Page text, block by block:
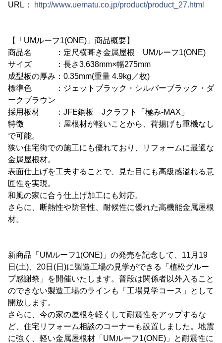
URL： http://www.uematu.co.jp/product/product_27.html
【「UMルーフ1(ONE)」商品概要】
商品名 ：定尺横葺き金属屋根 UMルーフ1(ONE)
サイズ ：長さ3,638mm×幅275mm
成型板の厚み：0.35mm(重量 4.9kg／枚)
標準色 ：ジェットブラック・シルバーブラック・ダ
ークブラウン
採用板材 ：JFE鋼板 Jクラフト「極み-MAX」
特徴 ：屋根材が軽いことから、荷揚げも重機なし
で可能。
狭い住宅街での施工にも優れており、リフォームに最適な
金属屋根材。
表面仕上げを工夫することで、見た目にも高級感溢れる意
匠性を実現。
和風の家に合う仕上げ加工にも対応。
さらに、断熱性や防音性、耐候性に優れた高機能金属屋根
材。
新商品「UMルーフ1(ONE)」の発売を記念して、11月19
日(土)、20日(日)に製造工場の見学ができる「植松グルー
プ感謝祭」を開催いたします。普段は関係者以外入ること
のできない製造工場のラインも「工場見学コース」として
開放します。
さらに、今の家の屋根を軽くして耐震性をアップするな
ど、住宅リフォーム相談のコーナーも設置しました。地震
に強く、軽い金属屋根材「UMルーフ1(ONE)」と耐震性に